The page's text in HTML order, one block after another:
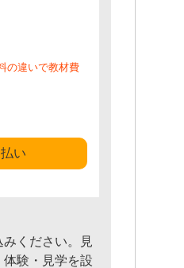
の違いで教材費
い
ください。見
験・見学を設